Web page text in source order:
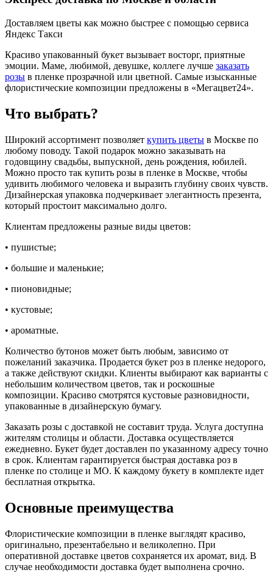
Доставляем цветы как можно быстрее с помощью сервиса
Яндекс Такси
Красиво упакованный букет вызывает восторг, приятные
эмоции. Маме, любимой, девушке, коллеге лучше заказать
розы в пленке прозрачной или цветной. Самые изысканные
флористические композиции предложены в «Мегацвет24».
Что выбрать?
Широкий ассортимент позволяет купить цветы в Москве по
любому поводу. Такой подарок можно заказывать на
годовщину свадьбы, выпускной, день рождения, юбилей.
Можно просто так купить розы в пленке в Москве, чтобы
удивить любимого человека и выразить глубину своих чувств.
Дизайнерская упаковка подчеркивает элегантность презента,
который простоит максимально долго.
Клиентам предложены разные виды цветов:
• пушистые;
• большие и маленькие;
• пионовидные;
• кустовые;
• ароматные.
Количество бутонов может быть любым, зависимо от
пожеланий заказчика. Продается букет роз в пленке недорого,
а также действуют скидки. Клиенты выбирают как варианты с
небольшим количеством цветов, так и роскошные
композиции. Красиво смотрятся кустовые разновидности,
упакованные в дизайнерскую бумагу.
Заказать розы с доставкой не составит труда. Услуга доступна
жителям столицы и области. Доставка осуществляется
ежедневно. Букет будет доставлен по указанному адресу точно
в срок. Клиентам гарантируется быстрая доставка роз в
пленке по столице и МО. К каждому букету в комплекте идет
бесплатная открытка.
Основные преимущества
Флористические композиции в пленке выглядят красиво,
оригинально, презентабельно и великолепно. При
оперативной доставке цветов сохраняется их аромат, вид. В
случае необходимости доставка будет выполнена срочно.